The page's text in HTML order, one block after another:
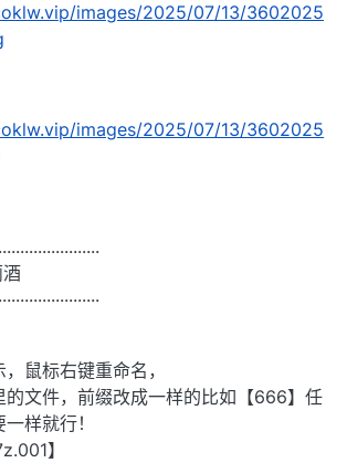
images/2025/07/13/3602025
images/2025/07/13/3602025
鼠标右键重命名，
的文件，前缀改成一样的比如【666】任
样就行！
】